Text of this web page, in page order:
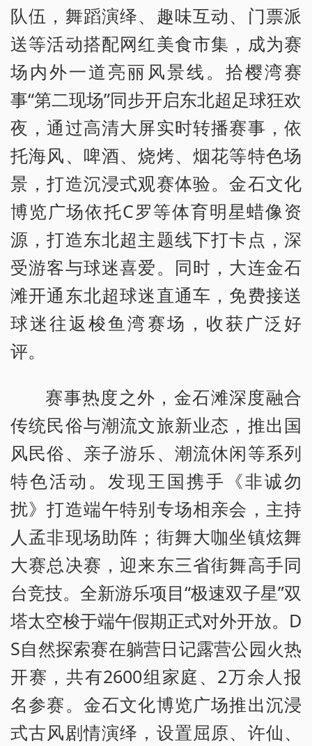
队伍，舞蹈演绎、趣味互动、门票派
送等活动搭配网红美食市集，成为赛
场内外一道亮丽风景线。拾樱湾赛
事“第二现场”同步开启东北超足球狂欢
夜，通过高清大屏实时转播赛事，依
托海风、啤酒、烧烤、烟花等特色场
景，打造沉浸式观赛体验。金石文化
博览广场依托C罗等体育明星蜡像资
源，打造东北超主题线下打卡点，深
受游客与球迷喜爱。同时，大连金石
滩开通东北超球迷直通车，免费接送
球迷往返梭鱼湾赛场，收获广泛好
评。
赛事热度之外，金石滩深度融合
传统民俗与潮流文旅新业态，推出国
风民俗、亲子游乐、潮流休闲等系列
特色活动。发现王国携手《非诚勿
扰》打造端午特别专场相亲会，主持
人孟非现场助阵；街舞大咖坐镇炫舞
大赛总决赛，迎来东三省街舞高手同
台竞技。全新游乐项目“极速双子星”双
塔太空梭于端午假期正式对外开放。D
S自然探索赛在躺营日记露营公园火热
开赛，共有2600组家庭、2万余人报
名参赛。金石文化博览广场推出沉浸
式古风剧情演绎，设置屈原、许仙、